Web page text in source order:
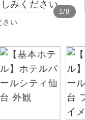
1/8
い
寄るコースです。
風呂が付いていま
場が付いています。